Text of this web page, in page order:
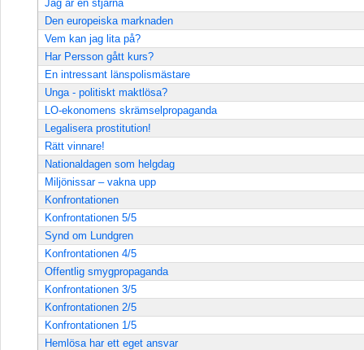
Jag är en stjärna
Den europeiska marknaden
Vem kan jag lita på?
Har Persson gått kurs?
En intressant länspolismästare
Unga - politiskt maktlösa?
LO-ekonomens skrämselpropaganda
Legalisera prostitution!
Rätt vinnare!
Nationaldagen som helgdag
Miljönissar – vakna upp
Konfrontationen
Konfrontationen 5/5
Synd om Lundgren
Konfrontationen 4/5
Offentlig smygpropaganda
Konfrontationen 3/5
Konfrontationen 2/5
Konfrontationen 1/5
Hemlösa har ett eget ansvar